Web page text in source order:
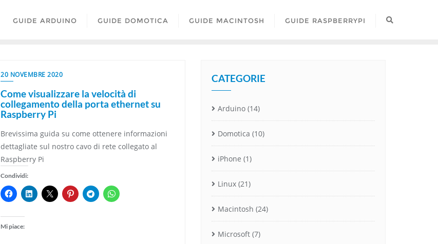
GUIDE ARDUINO GUIDE DOMOTICA GUIDE MACINTOSH GUIDE RASPBERRYPI
20 NOVEMBRE 2020
Come visualizzare la velocità di
collegamento della porta ethernet su
Raspberry Pi
Brevissima guida su come ottenere informazioni
dettagliate sul nostro cavo di rete collegato al
Raspberry Pi
Condividi:
Mi piace:
CATEGORIE
Arduino (14)
Domotica (10)
iPhone (1)
Linux (21)
Macintosh (24)
Microsoft (7)